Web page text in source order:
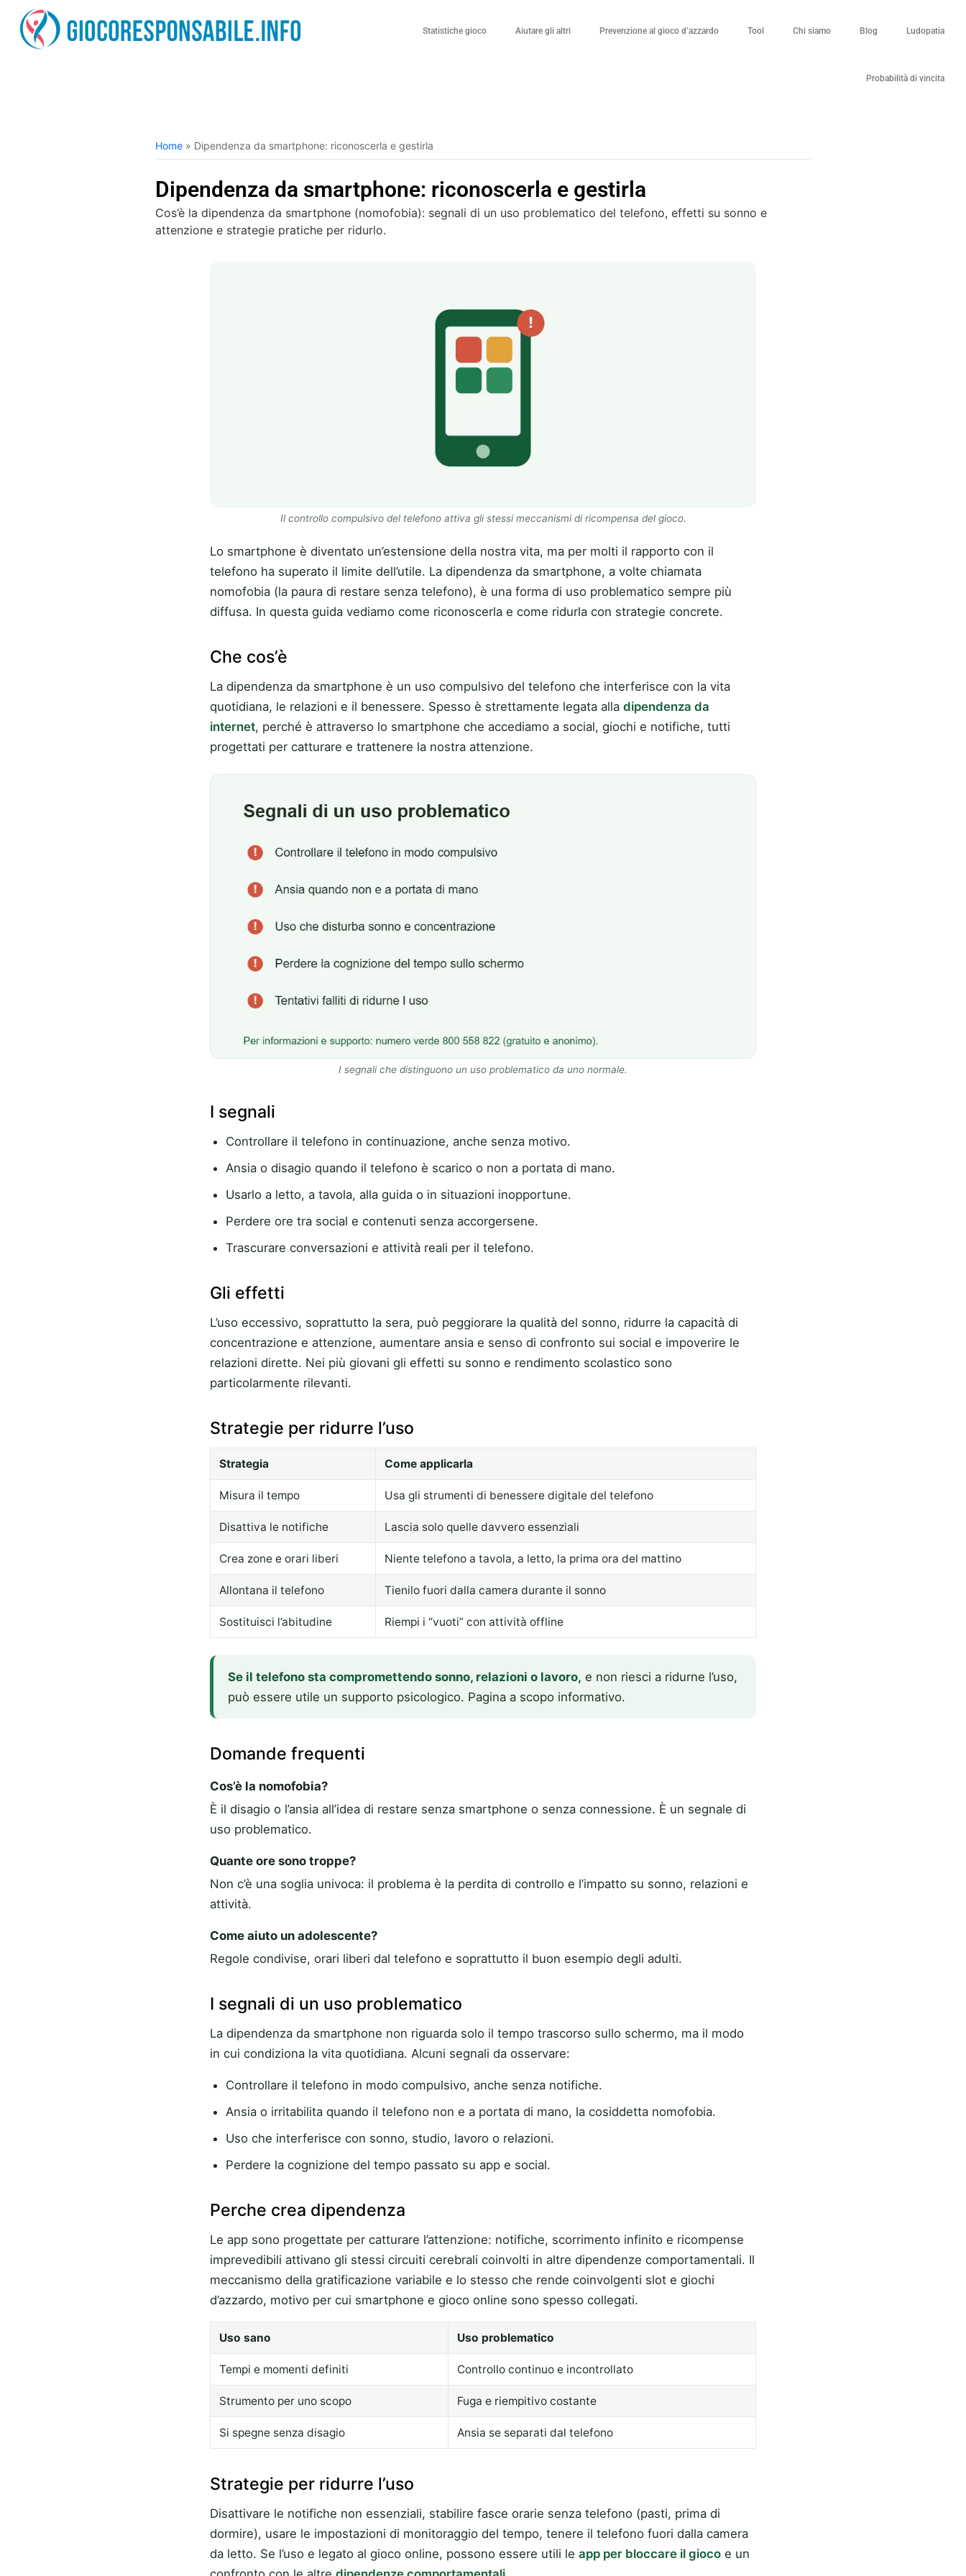
Statistiche gioco Aiutare gli altri Prevenzione al gioco d’azzardo Tool Chi siamo Blog Ludopatia
Probabilità di vincita
Home » Dipendenza da smartphone: riconoscerla e gestirla
Dipendenza da smartphone: riconoscerla e gestirla
Cos’è la dipendenza da smartphone (nomofobia): segnali di un uso problematico del telefono, effetti su sonno e
attenzione e strategie pratiche per ridurlo.
Il controllo compulsivo del telefono attiva gli stessi meccanismi di ricompensa del gioco.
Lo smartphone è diventato un’estensione della nostra vita, ma per molti il rapporto con il
telefono ha superato il limite dell’utile. La dipendenza da smartphone, a volte chiamata
nomofobia (la paura di restare senza telefono), è una forma di uso problematico sempre più
diffusa. In questa guida vediamo come riconoscerla e come ridurla con strategie concrete.
Che cos’è
La dipendenza da smartphone è un uso compulsivo del telefono che interferisce con la vita
quotidiana, le relazioni e il benessere. Spesso è strettamente legata alla dipendenza da
internet, perché è attraverso lo smartphone che accediamo a social, giochi e notifiche, tutti
progettati per catturare e trattenere la nostra attenzione.
I segnali che distinguono un uso problematico da uno normale.
I segnali
Controllare il telefono in continuazione, anche senza motivo.
Ansia o disagio quando il telefono è scarico o non a portata di mano.
Usarlo a letto, a tavola, alla guida o in situazioni inopportune.
Perdere ore tra social e contenuti senza accorgersene.
Trascurare conversazioni e attività reali per il telefono.
Gli effetti
L’uso eccessivo, soprattutto la sera, può peggiorare la qualità del sonno, ridurre la capacità di
concentrazione e attenzione, aumentare ansia e senso di confronto sui social e impoverire le
relazioni dirette. Nei più giovani gli effetti su sonno e rendimento scolastico sono
particolarmente rilevanti.
Strategie per ridurre l’uso
Strategia Come applicarla
Misura il tempo Usa gli strumenti di benessere digitale del telefono
Disattiva le notifiche Lascia solo quelle davvero essenziali
Crea zone e orari liberi Niente telefono a tavola, a letto, la prima ora del mattino
Allontana il telefono Tienilo fuori dalla camera durante il sonno
Sostituisci l’abitudine Riempi i “vuoti” con attività offline
Se il telefono sta compromettendo sonno, relazioni o lavoro, e non riesci a ridurne l’uso,
può essere utile un supporto psicologico. Pagina a scopo informativo.
Domande frequenti
Cos’è la nomofobia?
È il disagio o l’ansia all’idea di restare senza smartphone o senza connessione. È un segnale di
uso problematico.
Quante ore sono troppe?
Non c’è una soglia univoca: il problema è la perdita di controllo e l’impatto su sonno, relazioni e
attività.
Come aiuto un adolescente?
Regole condivise, orari liberi dal telefono e soprattutto il buon esempio degli adulti.
I segnali di un uso problematico
La dipendenza da smartphone non riguarda solo il tempo trascorso sullo schermo, ma il modo
in cui condiziona la vita quotidiana. Alcuni segnali da osservare:
Controllare il telefono in modo compulsivo, anche senza notifiche.
Ansia o irritabilita quando il telefono non e a portata di mano, la cosiddetta nomofobia.
Uso che interferisce con sonno, studio, lavoro o relazioni.
Perdere la cognizione del tempo passato su app e social.
Perche crea dipendenza
Le app sono progettate per catturare l’attenzione: notifiche, scorrimento infinito e ricompense
imprevedibili attivano gli stessi circuiti cerebrali coinvolti in altre dipendenze comportamentali. Il
meccanismo della gratificazione variabile e lo stesso che rende coinvolgenti slot e giochi
d’azzardo, motivo per cui smartphone e gioco online sono spesso collegati.
Uso sano Uso problematico
Tempi e momenti definiti Controllo continuo e incontrollato
Strumento per uno scopo Fuga e riempitivo costante
Si spegne senza disagio Ansia se separati dal telefono
Strategie per ridurre l’uso
Disattivare le notifiche non essenziali, stabilire fasce orarie senza telefono (pasti, prima di
dormire), usare le impostazioni di monitoraggio del tempo, tenere il telefono fuori dalla camera
da letto. Se l’uso e legato al gioco online, possono essere utili le app per bloccare il gioco e un